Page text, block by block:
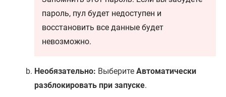
пароль, пул будет недоступен и
восстановить все данные будет
невозможно.
Необязательно: Выберите Автоматически
разблокировать при запуске.